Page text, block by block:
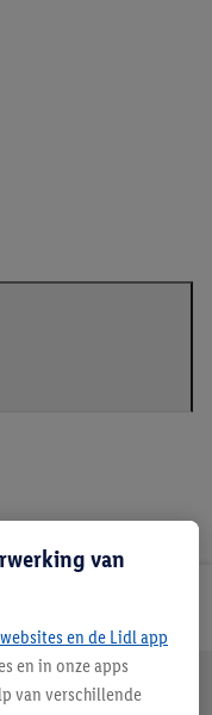
klant
van
en de Lidl app
en in onze apps
van verschillende